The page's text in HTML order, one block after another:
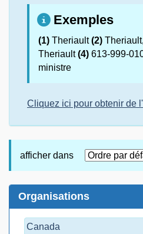
Exemples
(1) Theriault(2)
Theriault(4) 613-999-
ministre
Cliquez ici pour obtenir de
afficher dans
Organisations
Canada